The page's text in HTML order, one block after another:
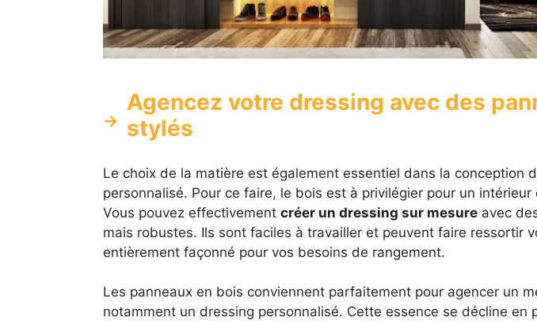
Agencez votre dressing avec des
stylés
Le choix de la matière est également essentiel dans la conception
personnalisé. Pour ce faire, le bois est à privilégier pour un
Vous pouvez effectivement créer un dressing sur mesureavec
mais robustes. Ils sont faciles à travailler et peuvent faire ressortir
entièrement façonné pour vos besoins de rangement.
Les panneaux en bois conviennent parfaitement pour agencer un
notamment un dressing personnalisé. Cette essence se décline en